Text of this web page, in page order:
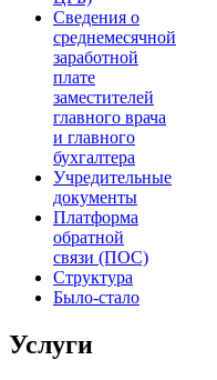
Сведения о
среднемесячной
заработной
плате
заместителей
главного врача
и главного
бухгалтера
Учредительные
документы
Платформа
обратной
связи (ПОС)
Структура
Было-стало
Услуги